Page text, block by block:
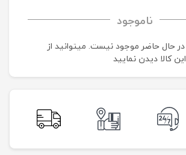
ناموجود
در حال حاضر موجود نیست. می‍توانید از
کالا دیدن نمایید